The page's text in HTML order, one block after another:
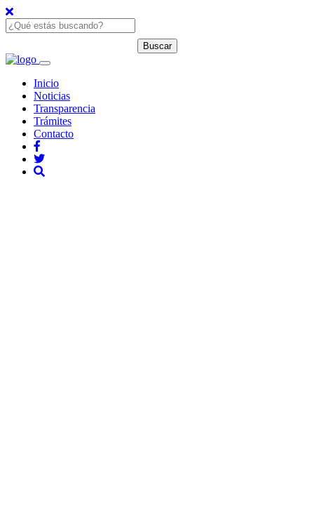
Inicio
Noticias
Transparencia
Trámites
Contacto